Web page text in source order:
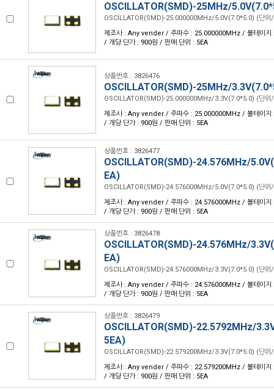
OSCILLATOR(SMD)-25MHz/
OSCILLATOR(SMD)-25.000000MHz/5.0V(7.0*5.0) (단위
제조사 : Any vender / 주파수 : 25.000000MHz / 볼테이지
/ 개당 단가 : 900원 / 판매 단위 : 5EA
상품번호 : 3826476
OSCILLATOR(SMD)-25MHz/
OSCILLATOR(SMD)-25.000000MHz/3.3V(7.0*5.0) (단위
제조사 : Any vender / 주파수 : 25.000000MHz / 볼테이지
/ 개당 단가 : 900원 / 판매 단위 : 5EA
상품번호 : 3826477
OSCILLATOR(SMD)-24.576MHz/
EA)
OSCILLATOR(SMD)-24.576000MHz/5.0V(7.0*5.0) (단위
제조사 : Any vender / 주파수 : 24.576000MHz / 볼테이지
/ 개당 단가 : 900원 / 판매 단위 : 5EA
상품번호 : 3826478
OSCILLATOR(SMD)-24.576MHz/
EA)
OSCILLATOR(SMD)-24.576000MHz/3.3V(7.0*5.0) (단위
제조사 : Any vender / 주파수 : 24.576000MHz / 볼테이지
/ 개당 단가 : 900원 / 판매 단위 : 5EA
상품번호 : 3826479
OSCILLATOR(SMD)-22.5792MHz/
5EA)
OSCILLATOR(SMD)-22.579200MHz/3.3V(7.0*5.0) (단위
제조사 : Any vender / 주파수 : 22.579200MHz / 볼테이지
/ 개당 단가 : 900원 / 판매 단위 : 5EA